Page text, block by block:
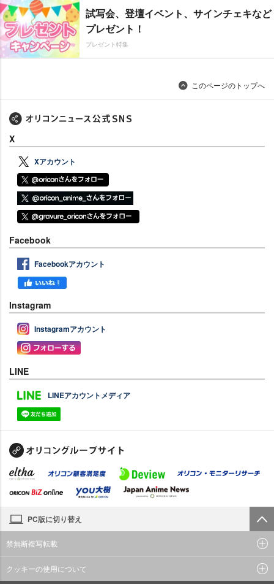
試写会、登壇イベント、サインチェキなど
プレゼント！
プレゼント特集
このページのトップへ
X
Xアカウント
Facebook
Facebookアカウント
Instagram
Instagramアカウント
LINE
LINEアカウントメディア
PC版に切り替え
禁無断複写転載
クッキーの使用について